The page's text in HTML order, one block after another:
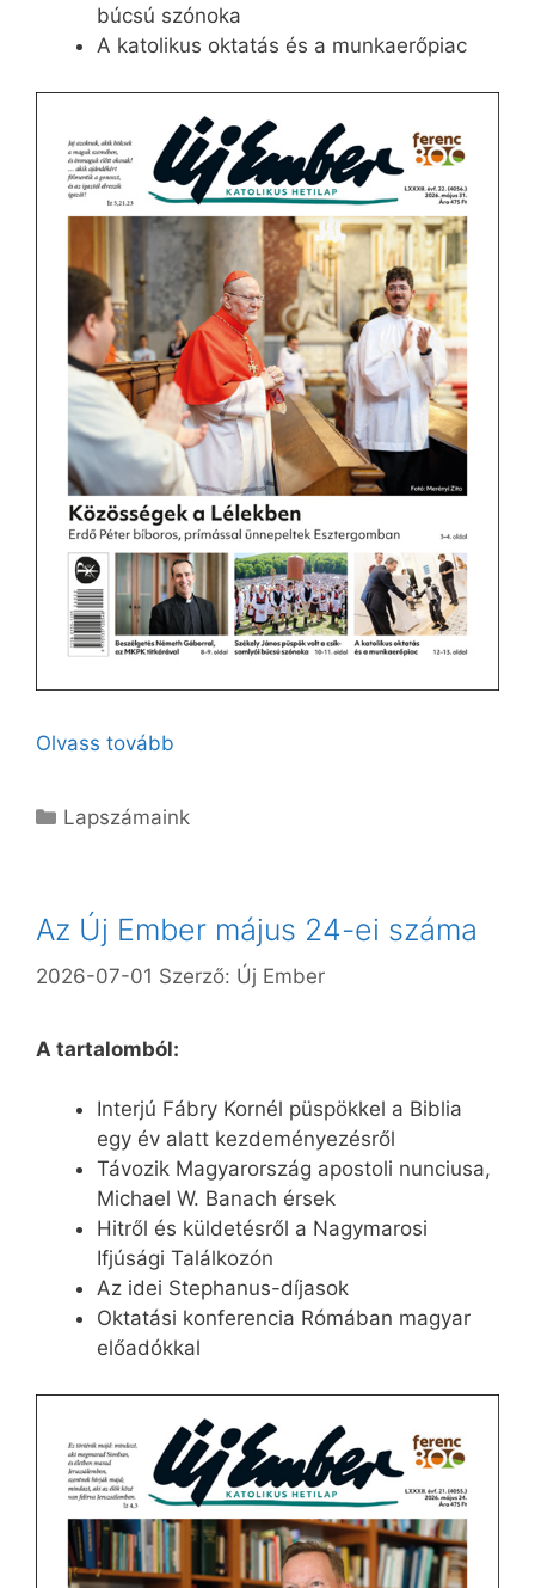
búcsú szónoka
A katolikus oktatás és a munkaerőpiac
Olvass tovább
Kategória
Lapszámaink
Az Új Ember május 24-ei száma
2026-07-01 Szerző: Új Ember
A tartalomból:
Interjú Fábry Kornél püspökkel a Biblia
egy év alatt kezdeményezésről
Távozik Magyarország apostoli nunciusa,
Michael W. Banach érsek
Hitről és küldetésről a Nagymarosi
Ifjúsági Találkozón
Az idei Stephanus-díjasok
Oktatási konferencia Rómában magyar
előadókkal